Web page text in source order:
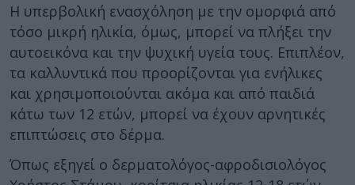
Η υπερβολική ενασχόληση με την ομορφιά από
τόσο μικρή ηλικία, όμως, μπορεί να πλήξει την
αυτοεικόνα και την ψυχική υγεία τους. Επιπλέον,
τα καλλυντικά που προορίζονται για ενήλικες
και χρησιμοποιούνται ακόμα και από παιδιά
κάτω των 12 ετών, μπορεί να έχουν αρνητικές
επιπτώσεις στο δέρμα.
Όπως εξηγεί ο δερματολόγος-αφροδισιολόγος